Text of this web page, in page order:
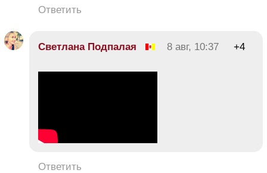
Ответить
Светлана Подпалая 8 авг, 10:37 +4
Ответить